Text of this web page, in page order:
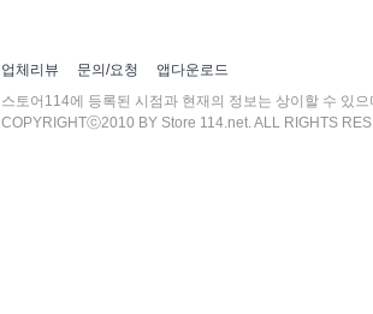
업체리뷰 문의/요청
앱다운로드
스토어114에 등록된 시점과 현재의 정보는 상이할 수 있
COPYRIGHTⓒ2010 BY Store 114.net. ALL RIGHTS